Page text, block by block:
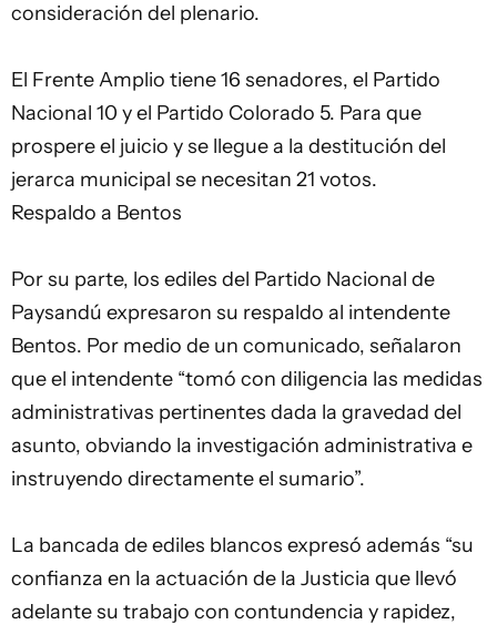
consideración del plenario.
El Frente Amplio tiene 16 senadores, el Partido
Nacional 10 y el Partido Colorado 5. Para que
prospere el juicio y se llegue a la destitución del
jerarca municipal se necesitan 21 votos.
Respaldo a Bentos
Por su parte, los ediles del Partido Nacional de
Paysandú expresaron su respaldo al intendente
Bentos. Por medio de un comunicado, señalaron
que el intendente “tomó con diligencia las medidas
administrativas pertinentes dada la gravedad del
asunto, obviando la investigación administrativa e
instruyendo directamente el sumario”.
La bancada de ediles blancos expresó además “su
confianza en la actuación de la Justicia que llevó
adelante su trabajo con contundencia y rapidez,